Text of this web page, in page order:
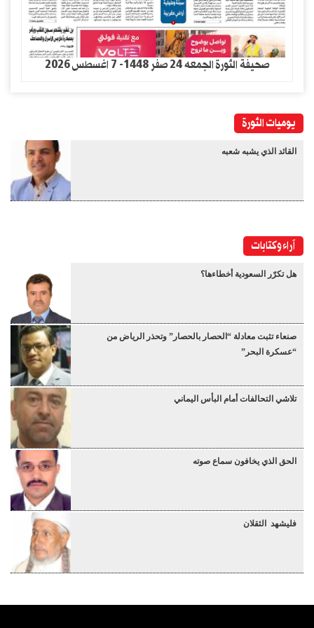
صحيفة الثورة الجمعه 24 صفر 1448- 7 اغسطس 2026
يوميات الثورة
القائد الذي يشبه شعبه
آراء وكتابات
هل تكرّر السعودية أخطاءها؟
صنعاء تثبت معادلة “الحصار بالحصار” وتحذر الرياض من
“عسكرة البحر”
تلاشي التحالفات أمام البأس اليماني
الحق الذي يخافون سماع صوته
فليشهد الثقلان